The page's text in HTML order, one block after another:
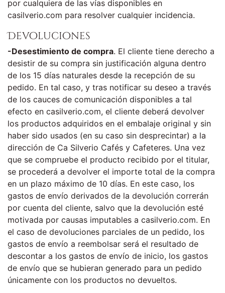
por cualquiera de las vías disponibles en
casilverio.com para resolver cualquier incidencia.
Devoluciones
-Desestimiento de compra. El cliente tiene derecho a
desistir de su compra sin justificación alguna dentro
de los 15 días naturales desde la recepción de su
pedido. En tal caso, y tras notificar su deseo a través
de los cauces de comunicación disponibles a tal
efecto en casilverio.com, el cliente deberá devolver
los productos adquiridos en el embalaje original y sin
haber sido usados (en su caso sin desprecintar) a la
dirección de Ca Silverio Cafés y Cafeteres. Una vez
que se compruebe el producto recibido por el titular,
se procederá a devolver el importe total de la compra
en un plazo máximo de 10 días. En este caso, los
gastos de envío derivados de la devolución correrán
por cuenta del cliente, salvo que la devolución esté
motivada por causas imputables a casilverio.com. En
el caso de devoluciones parciales de un pedido, los
gastos de envío a reembolsar será el resultado de
descontar a los gastos de envío de inicio, los gastos
de envío que se hubieran generado para un pedido
únicamente con los productos no devueltos.